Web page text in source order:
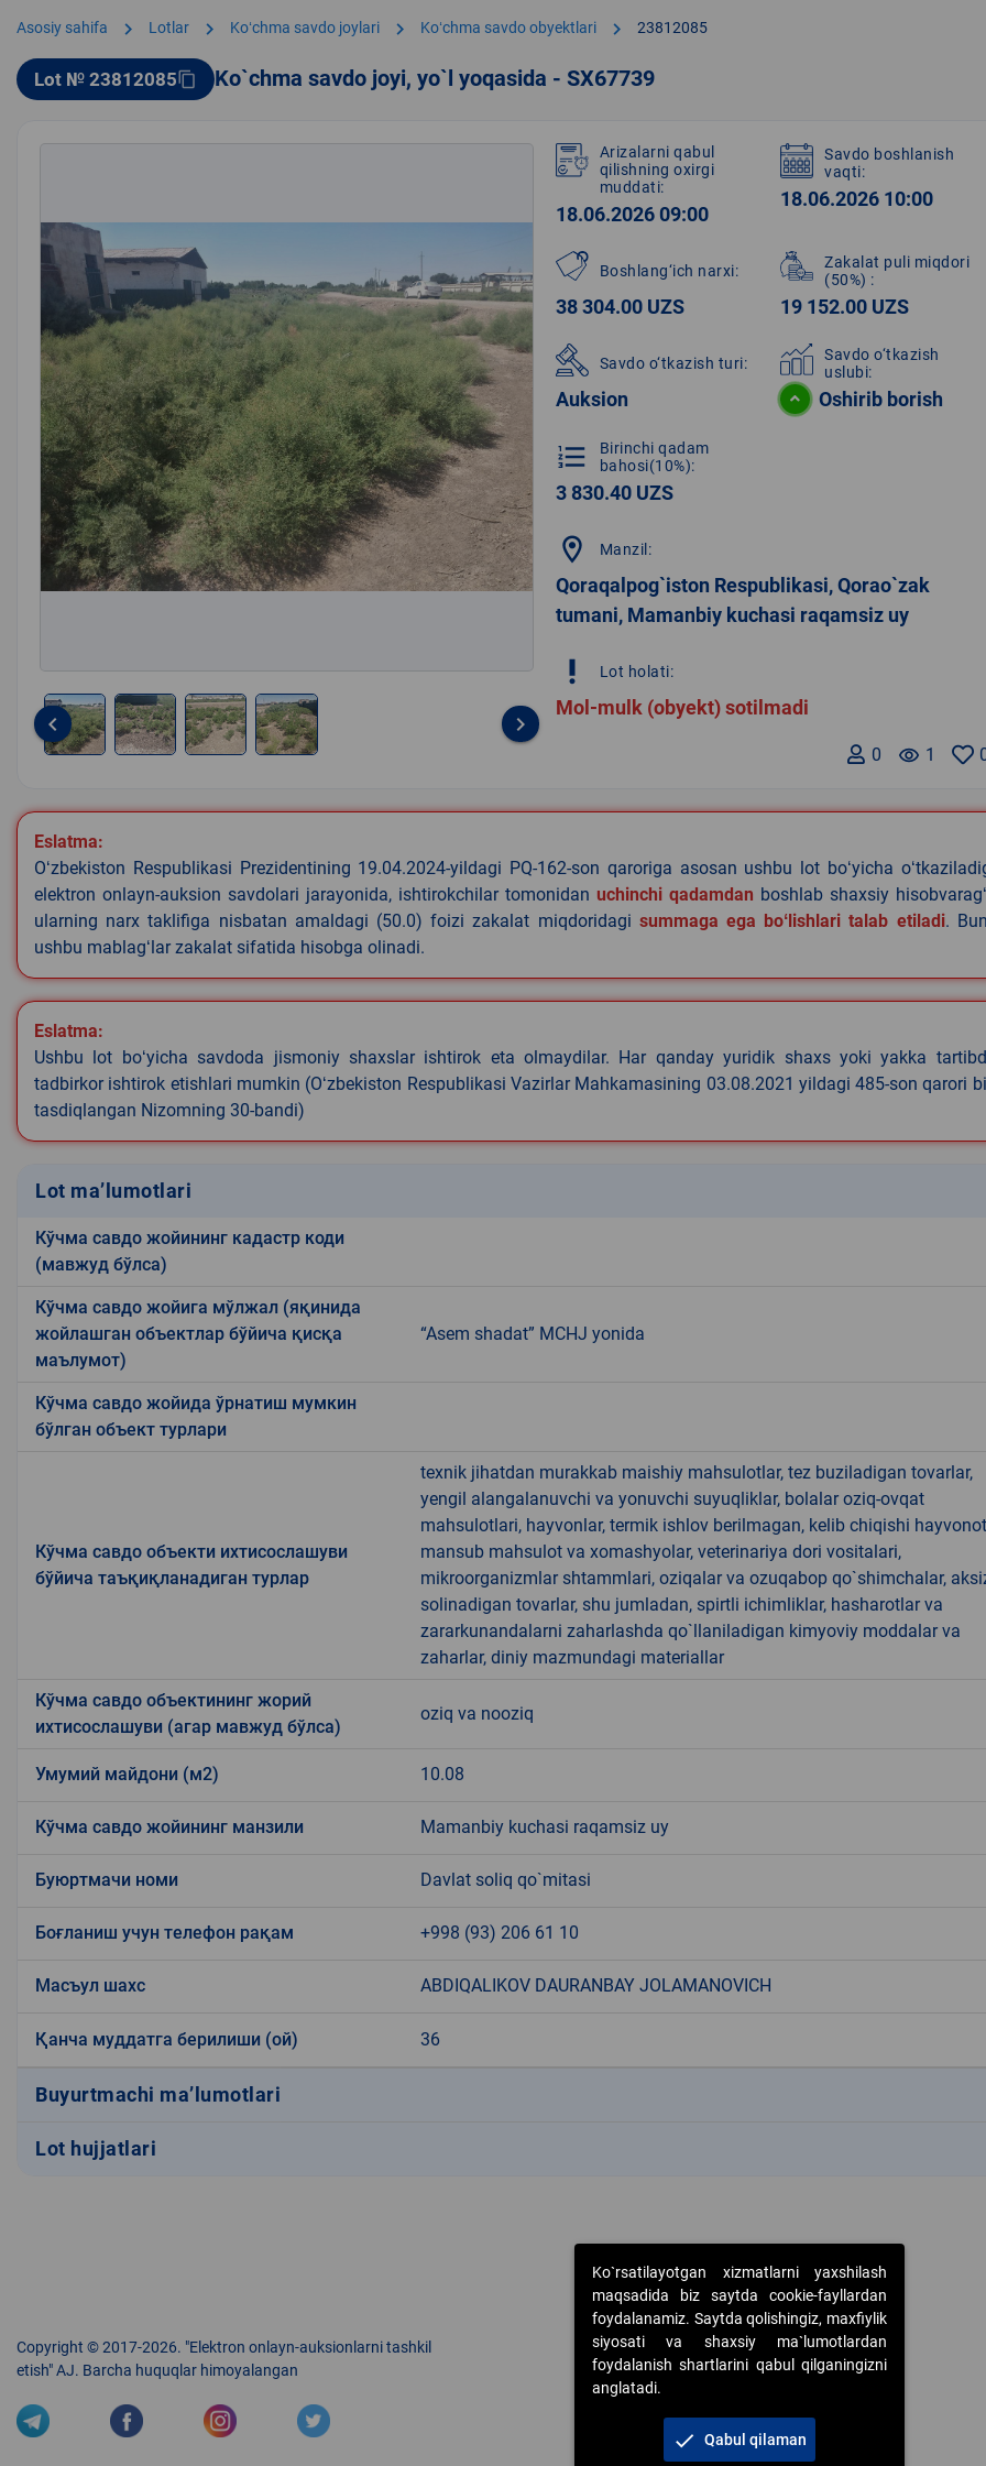
Asosiy sahifa chevron_right Lotlar chevron_right Koʻchma savdo joylari chevron_right Koʻchma savdo obyektlari chevron_right 23812085
Lot № 23812085content_copy Ko`chma savdo joyi, yo`l yoqasida - SX67739
of
4
keyboard_arrow_left keyboard_arrow_right
Arizalarni qabul
qilishning oxirgi
muddati:
18.06.2026 09:00
Savdo boshlanish
vaqti:
18.06.2026 10:00
Boshlang‘ich narxi:
38 304.00 UZS
Zakalat puli miqdori
(50%) :
19 152.00 UZS
Savdo o‘tkazish turi:
Auksion
Savdo o‘tkazish
uslubi:
Oshirib borish
format_list_numbered
Birinchi qadam
bahosi(10%):
3 830.40 UZS
location_on Manzil:
Qoraqalpog`iston Respublikasi, Qorao`zak
tumani, Mamanbiy kuchasi raqamsiz uy
priority_high Lot holati:
Mol-mulk (obyekt) sotilmadi
remove_red_eye 1
0
Eslatma:
Oʻzbekiston Respublikasi Prezidentining 19.04.2024-yildagi PQ-162-son qaroriga asosan ushbu lot boʻyicha
elektron onlayn-auksion savdolari jarayonida, ishtirokchilar tomonidan uchinchi qadamdan boshlab shaxsiy
ularning narx taklifiga nisbatan amaldagi (50.0) foizi zakalat miqdoridagi summaga ega boʻlishlari talab etiladi.
ushbu mablagʻlar zakalat sifatida hisobga olinadi.
Eslatma:
Ushbu lot boʻyicha savdoda jismoniy shaxslar ishtirok eta olmaydilar. Har qanday yuridik shaxs yoki yakka
tadbirkor ishtirok etishlari mumkin (Oʻzbekiston Respublikasi Vazirlar Mahkamasining 03.08.2021 yildagi 485-son qarori
tasdiqlangan Nizomning 30-bandi)
Lot ma’lumotlari
Кўчма савдо жойининг кадастр коди
(мавжуд бўлса)
Кўчма савдо жойига мўлжал (яқинида
жойлашган объектлар бўйича қисқа
маълумот)
“Asem shadat” MCHJ yonida
Кўчма савдо жойида ўрнатиш мумкин
бўлган объект турлари
Кўчма савдо объекти ихтисослашуви
бўйича таъқиқланадиган турлар
texnik jihatdan murakkab maishiy mahsulotlar, tez buziladigan tovarlar,
yengil alangalanuvchi va yonuvchi suyuqliklar, bolalar oziq-ovqat
mahsulotlari, hayvonlar, termik ishlov berilmagan, kelib chiqishi
mansub mahsulot va xomashyolar, veterinariya dori vositalari,
mikroorganizmlar shtammlari, oziqalar va ozuqabop qo`shimchalar,
solinadigan tovarlar, shu jumladan, spirtli ichimliklar, hasharotlar va
zararkunandalarni zaharlashda qo`llaniladigan kimyoviy moddalar va
zaharlar, diniy mazmundagi materiallar
Кўчма савдо объектининг жорий
ихтисослашуви (агар мавжуд бўлса)
oziq va nooziq
Умумий майдони (м2) 10.08
Кўчма савдо жойининг манзили Mamanbiy kuchasi raqamsiz uy
Буюртмачи номи Davlat soliq qo`mitasi
Боғланиш учун телефон рақам +998 (93) 206 61 10
Масъул шахс ABDIQALIKOV DAURANBAY JOLAMANOVICH
Қанча муддатга берилиши (ой) 36
Buyurtmachi ma’lumotlari
Lot hujjatlari
Copyright © 2017-2026. "Elektron onlayn-auksionlarni tashkil
etish" AJ. Barcha huquqlar himoyalangan
Ko`rsatilayotgan xizmatlarni yaxshilash
maqsadida biz saytda cookie-fayllardan
foydalanamiz. Saytda qolishingiz, maxfiylik
siyosati va shaxsiy ma`lumotlardan
foydalanish shartlarini qabul qilganingizni
anglatadi.
check Qabul qilaman